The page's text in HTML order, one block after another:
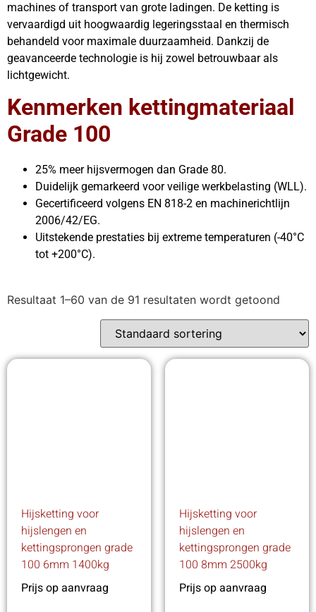
machines of transport van grote ladingen. De ketting is
vervaardigd uit hoogwaardig legeringsstaal en thermisch
behandeld voor maximale duurzaamheid. Dankzij de
geavanceerde technologie is hij zowel betrouwbaar als
lichtgewicht.
Kenmerken kettingmateriaal
Grade 100
25% meer hijsvermogen dan Grade 80.
Duidelijk gemarkeerd voor veilige werkbelasting (WLL).
Gecertificeerd volgens EN 818-2 en machinerichtlijn
2006/42/EG.
Uitstekende prestaties bij extreme temperaturen (-40°C
tot +200°C).
Resultaat 1–60 van de 91 resultaten wordt getoond
Hijsketting voor
hijslengen en
kettingsprongen grade
100 6mm 1400kg
Prijs op aanvraag
Hijsketting voor
hijslengen en
kettingsprongen grade
100 8mm 2500kg
Prijs op aanvraag